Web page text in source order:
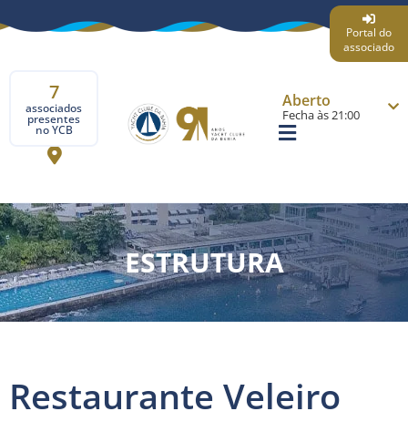
7
associados
presentes
no YCB
Aberto
Fecha às 21:00
Portal do
associado
ESTRUTURA
Restaurante Veleiro